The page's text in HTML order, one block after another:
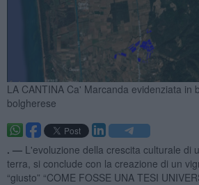
LA CANTINA Ca' Marcanda evidenziata in
bolgherese
. — L'evoluzione della crescita culturale di
terra, si conclude con la creazione di un
“giusto” “COME FOSSE UNA TESI